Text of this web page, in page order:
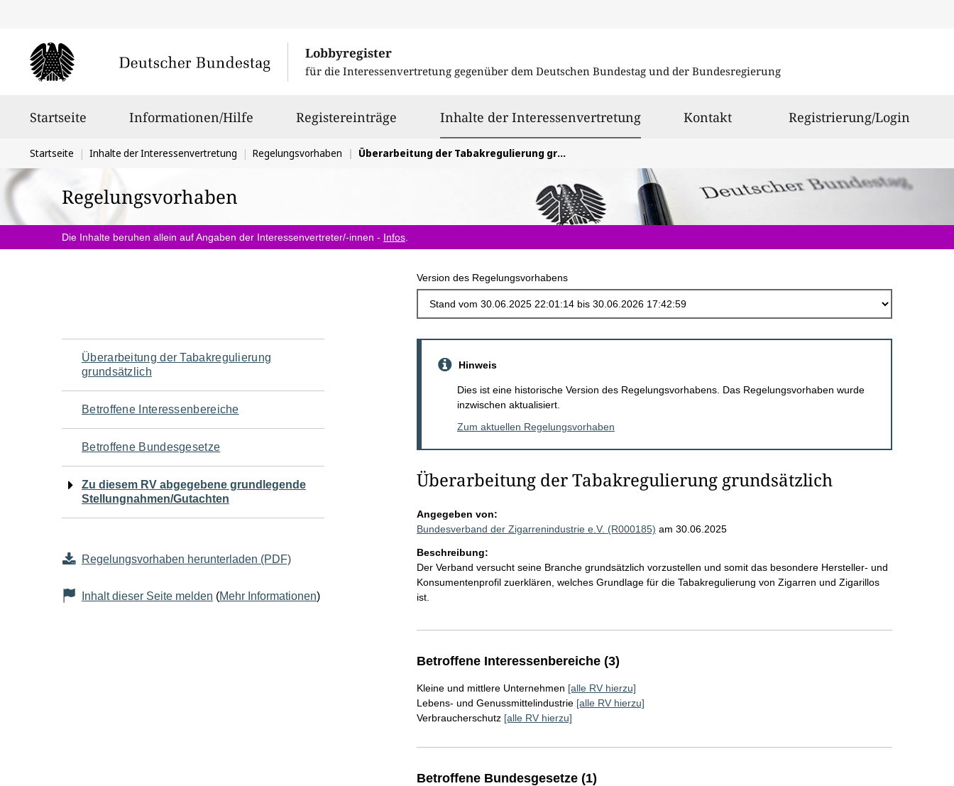
Lobbyregister
für die Interessenvertretung gegenüber dem Deutschen Bundestag und der Bundesregierung
Startseite Informationen/Hilfe Registereinträge Inhalte der Interessenvertretungausgewählt
Kontakt Registrierung/Login
Sie
befinden
sich
hier:
Startseite Inhalte der Interessenvertretung Regelungsvorhaben Überarbeitung der Tabakregulierung grundsätzlich
Regelungsvorhaben
Die Inhalte beruhen allein auf Angaben der Interessenvertreter/-innen - Infos
Version des Regelungsvorhabens
Navigation
für
den
Seiteninhalt
Überarbeitung der Tabakregulierung
grundsätzlich
Betroffene Interessenbereiche
Betroffene Bundesgesetze
Zu diesem RV abgegebene grundlegende
Stellungnahmen/Gutachten
Regelungsvorhaben herunterladen (PDF)
Inhalt dieser Seite melden (Mehr Informationen)
Hinweis
Dies ist eine historische Version des Regelungsvorhabens. Das Regelungsvorhaben wurde
inzwischen aktualisiert.
Zum aktuellen Regelungsvorhaben
Überarbeitung der Tabakregulierung grundsätzlich
Angegeben von:
Bundesverband der Zigarrenindustrie e.V. (R000185) am 30.06.2025
Beschreibung:
Der Verband versucht seine Branche grundsätzlich vorzustellen und somit das besondere Hersteller- und
Konsumentenprofil zuerklären, welches Grundlage für die Tabakregulierung von Zigarren und Zigarillos
ist.
Betroffene Interessenbereiche (3)
Kleine und mittlere Unternehmen [alle RV hierzu]
Lebens- und Genussmittelindustrie [alle RV hierzu]
Verbraucherschutz [alle RV hierzu]
Betroffene Bundesgesetze (1)